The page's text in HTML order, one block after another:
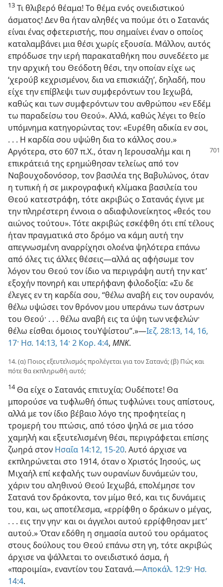
13 Τι θλιβερό θέαμα! Το θέμα ενός ονειδιστικού
άσματος! Δεν θα ήταν αληθές να πούμε ότι ο Σατανάς
είναι ένας σφετεριστής, που σημαίνει έναν ο οποίος
καταλαμβάνει μια θέσι χωρίς εξουσία. Μάλλον, αυτός
επρόδωσε την ιερή παρακαταθήκη που συνεδέετο με
την αρχική του Θεόδοτη θέσι, την οποίαν είχε ως
‘χερούβ κεχρισμένον, δια να επισκιάζη’, δηλαδή, που
είχε την επίβλεψι των συμφερόντων του Ιεχωβά,
καθώς και των συμφερόντων του ανθρώπου «εν Εδέμ
τω παραδείσω του Θεού». Αλλά, καθώς λέγει το θείο
υπόμνημα κατηγορώντας τον: «Ευρέθη αδικία εν σοι,
. . . Η καρδία σου υψώθη δια το κάλλος σου.»
Αργότερα, στο 607 π.Χ., όταν η Ιερουσαλήμ και η
επικράτειά της ερημώθησαν τελείως από τον
Ναβουχοδονόσορ, τον βασιλέα της Βαβυλώνος, όταν
η τυπική ή σε μικρογραφική κλίμακα βασιλεία του
Θεού κατεστράφη, τότε ακριβώς ο Σατανάς έγινε με
την πληρέστερη έννοια ο αδιαφιλονείκητος «θεός του
αιώνος τούτου». Τότε ακριβώς εσκέφθη ότι επί τέλους
ήταν πραγματικά στο δρόμο να κάμη αυτή την
απεγνωσμένη αναρρίχησι ολοένα ψηλότερα επάνω
από όλες τις άλλες θέσεις​—αλλά ας αφήσωμε τον
λόγον του Θεού τον ίδιο να περιγράψη αυτή την κατ’
εξοχήν πονηρή και υπερήφανη φιλοδοξία: «Συ δε
έλεγες εν τη καρδία σου, “θέλω αναβή εις τον ουρανόν,
θέλω υψώσει τον θρόνον μου υπεράνω των άστρων
του Θεού· . . . θέλω αναβή εις τα ύψη των νεφελών·
θέλω είσθαι όμοιος τουΥψίστου”.»​—Ιεζ. 28:13, 14, 16,
17· Ησ. 14:13, 14· 2 Κορ. 4:4, ΜΝΚ.
14. (α) Ποιος εξευτελισμός προλέγεται για τον Σατανά; (β) Πώς και
πότε θα εκπληρωθή αυτό;
14Θα είχε ο Σατανάς επιτυχία; Ουδέποτε! Θα
μπορούσε να τυφλωθή όπως τυφλώνει τους απίστους,
αλλά με τον ίδιο βέβαιο λόγο της προφητείας η
τρομερή του πτώσις, από τόσο ψηλά σε μια τόσο
χαμηλή και εξευτελισμένη θέσι, περιγράφεται επίσης
ζωηρά στον Ησαΐα 14:12, 15-20. Αυτό άρχισε να
εκπληρώνεται στο 1914, όταν ο Χριστός Ιησούς, ως
Μιχαήλ επί κεφαλής των ουρανίων δυνάμεών του,
χάριν του αληθινού Θεού Ιεχωβά, επολέμησε τον
Σατανά τον δράκοντα, τον μίμο θεό, και τις δυνάμεις
του, και, ως αποτέλεσμα, «ερρίφθη ο δράκων ο μέγας,
. . . εις την γην· και οι άγγελοι αυτού ερρίφθησαν μετ’
αυτού.» Όταν εδόθη η σημασία αυτού του οράματος
στους δούλους του Θεού επάνω στη γη, τότε ακριβώς
άρχισε να ψάλλεται το ονειδιστικό άσμα, ή
«παροιμία», εναντίον του Σατανά.​—Αποκάλ. 12:9· Ησ.
14:4.